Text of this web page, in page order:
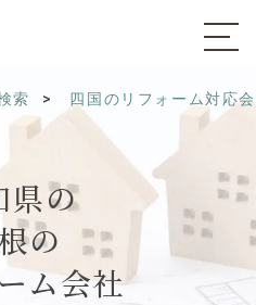
索 四国のリフォーム対応
県の
の
ム会社